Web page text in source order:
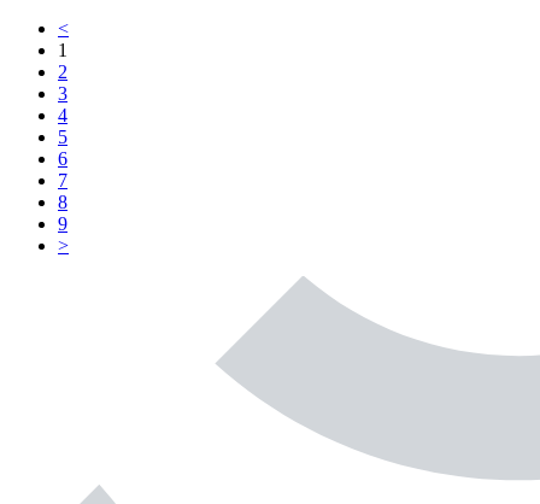
<
1
2
3
4
5
6
7
8
9
>